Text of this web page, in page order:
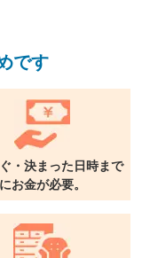
018
です
・決まった日時まで
にお金が必要。